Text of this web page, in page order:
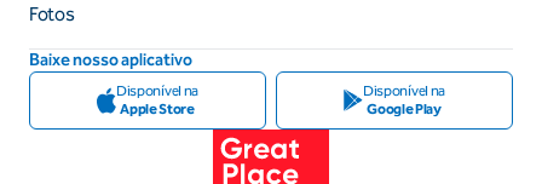
Fotos
Baixe nosso aplicativo
Disponível na
Apple Store
Disponível na
Google Play